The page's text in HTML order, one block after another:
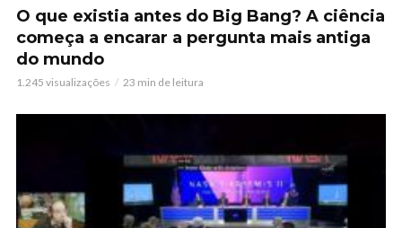
O que existia antes do Big Bang? A ciência
começa a encarar a pergunta mais antiga
do mundo
1.245 visualizações 23 min de leitura